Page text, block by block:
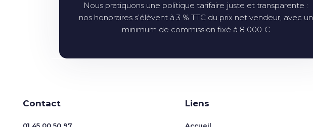
Nous pratiquons une politique tarifaire juste et transparente :
nos honoraires s’élèvent à 3 % TTC du prix net vendeur, avec un
minimum de commission fixé à 8 000 €
Contact Liens